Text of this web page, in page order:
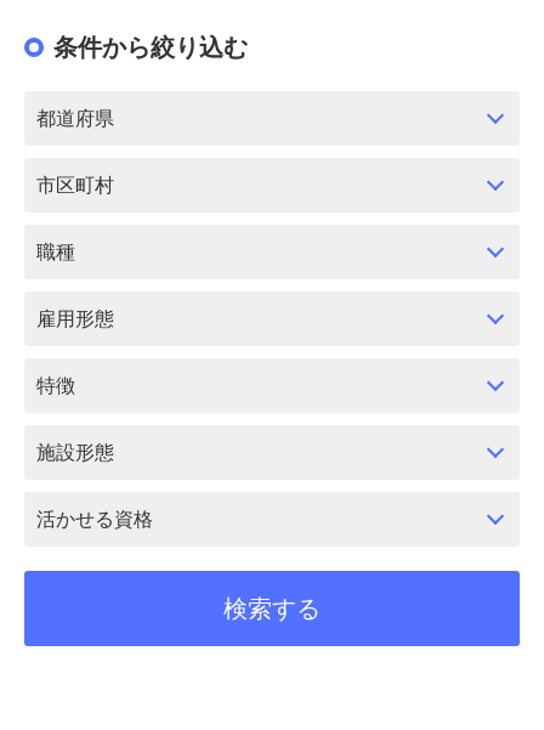
条件から絞り込む
都道府県
市区町村
職種
雇用形態
特徴
施設形態
活かせる資格